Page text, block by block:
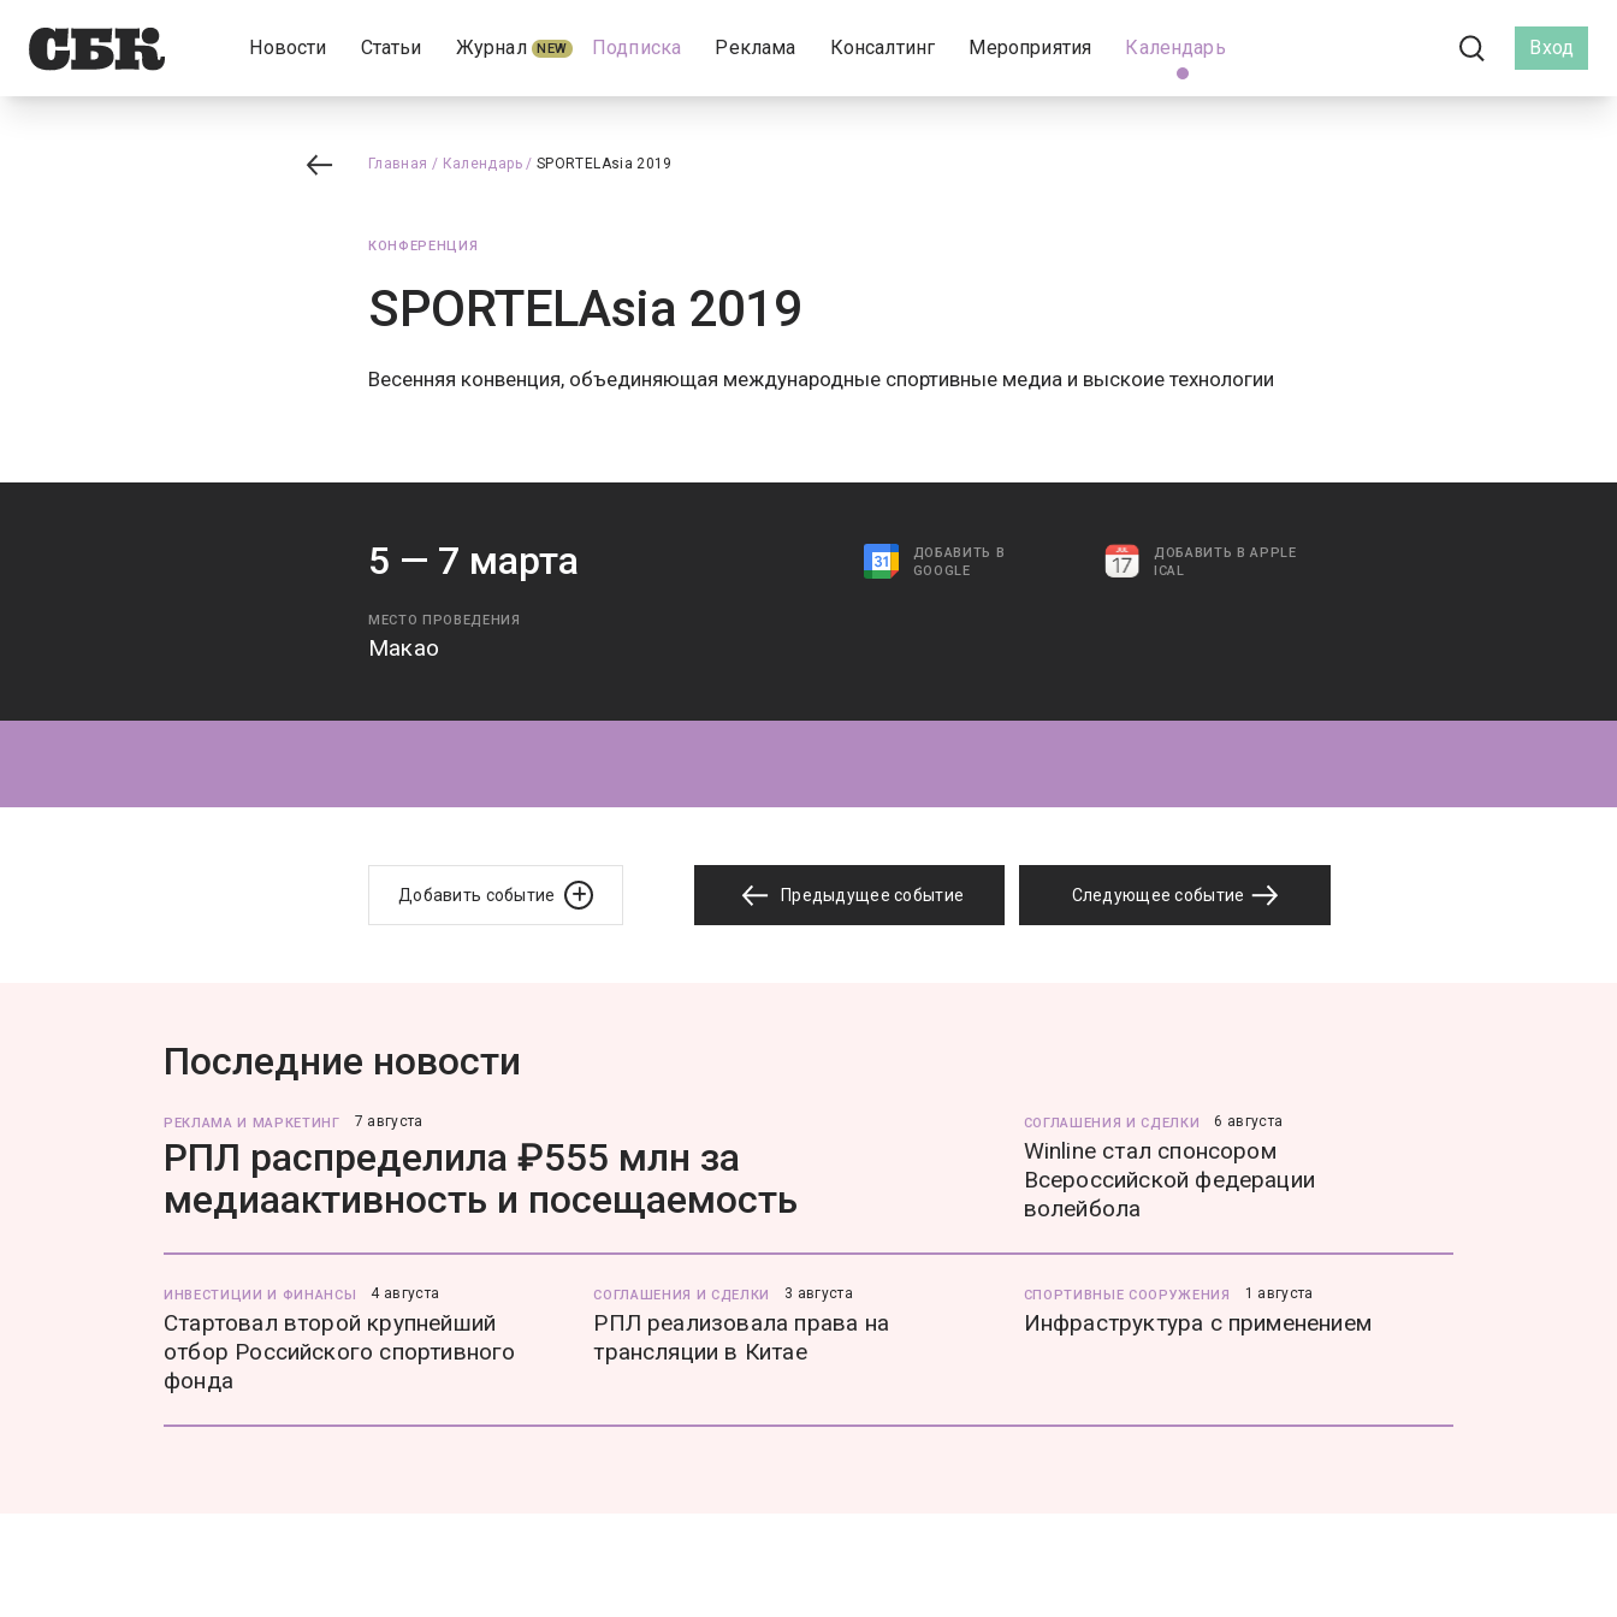
Новости Статьи Журнал NEW Подписка Реклама Консалтинг Мероприятия Календарь Вход
Главная / Календарь/ SPORTELAsia 2019
КОНФЕРЕНЦИЯ
SPORTELAsia 2019
Весенняя конвенция, объединяющая международные спортивные медиа и выскоие технологии
5 — 7 марта
ДОБАВИТЬ В
GOOGLE
ДОБАВИТЬ В APPLE
ICAL
МЕСТО ПРОВЕДЕНИЯ
Макао
Добавить событие Предыдущее событие Следующее событие
Последние новости
РЕКЛАМА И МАРКЕТИНГ 7 августа
РПЛ распределила ₽555 млн за
медиаактивность и посещаемость
СОГЛАШЕНИЯ И СДЕЛКИ 6 августа
Winline стал спонсором
Всероссийской федерации
волейбола
ИНВЕСТИЦИИ И ФИНАНСЫ 4 августа
Стартовал второй крупнейший
отбор Российского спортивного
фонда
СОГЛАШЕНИЯ И СДЕЛКИ 3 августа
РПЛ реализовала права на
трансляции в Китае
СПОРТИВНЫЕ СООРУЖЕНИЯ 1 августа
Инфраструктура с применением